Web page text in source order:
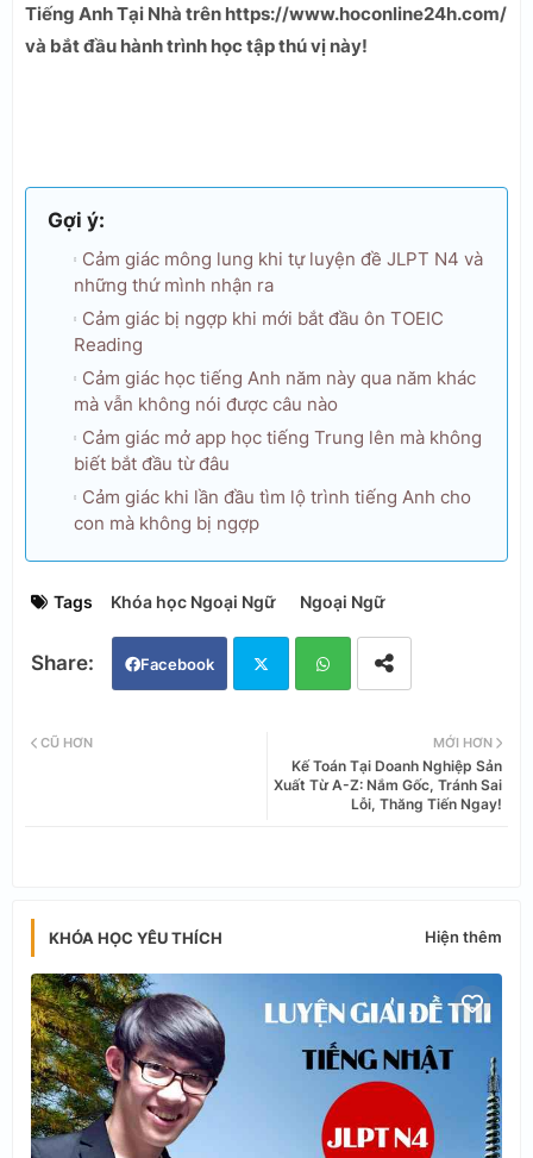
Tiếng Anh Tại Nhà trên https://www.hoconline24h.com/
và bắt đầu hành trình học tập thú vị này!
Gợi ý:
Cảm giác mông lung khi tự luyện đề JLPT N4 và
những thứ mình nhận ra
Cảm giác bị ngợp khi mới bắt đầu ôn TOEIC
Reading
Cảm giác học tiếng Anh năm này qua năm khác
mà vẫn không nói được câu nào
Cảm giác mở app học tiếng Trung lên mà không
biết bắt đầu từ đâu
Cảm giác khi lần đầu tìm lộ trình tiếng Anh cho
con mà không bị ngợp
Tags Khóa học Ngoại Ngữ Ngoại Ngữ
Facebook
ats
MỚI HƠN
Kế Toán Tại Doanh Nghiệp Sản
Xuất Từ A-Z: Nắm Gốc, Tránh Sai
Lỗi, Thăng Tiến Ngay!
CŨ HƠN
KHÓA HỌC YÊU THÍCH Hiện thêm